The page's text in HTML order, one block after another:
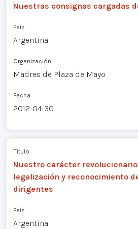
Nuestras consignas cargadas
País
Argentina
Organización
Madres de Plaza de Mayo
Fecha
2012-04-30
Título
Nuestro carácter
legalización y reconocimiento
dirigentes
País
Argentina